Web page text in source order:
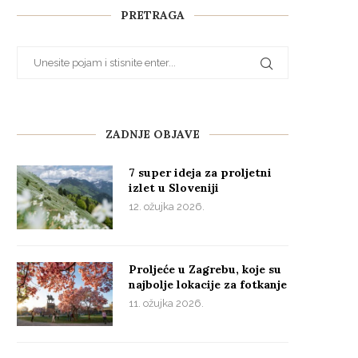
PRETRAGA
ZADNJE OBJAVE
7 super ideja za proljetni
izlet u Sloveniji
12. ožujka 2026.
Proljeće u Zagrebu, koje su
najbolje lokacije za fotkanje
11. ožujka 2026.